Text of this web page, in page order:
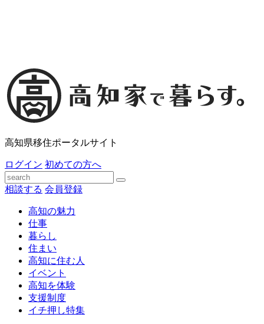
高知県移住ポータルサイト
ログイン 初めての方へ
相談する 会員登録
高知の魅力
仕事
暮らし
住まい
高知に住む人
イベント
高知を体験
支援制度
イチ押し特集